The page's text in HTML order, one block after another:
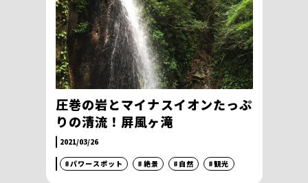
圧巻の岩とマイナスイオンたっぷ
りの清流！屏風ヶ滝
2021/03/26
#パワースポット #絶景 #自然 #観光